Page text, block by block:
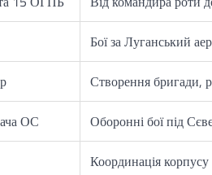
Бої за Луганський
Створення бригади,
ОС Оборонні бої під
Координація